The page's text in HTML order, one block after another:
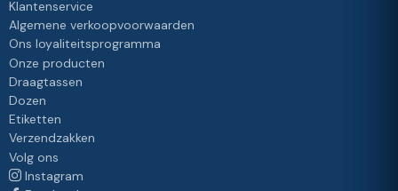
Klantenservice
Algemene verkoopvoorwaarden
Ons loyaliteitsprogramma
Onze producten
Draagtassen
Dozen
Etiketten
Verzendzakken
Volg ons
Instagram